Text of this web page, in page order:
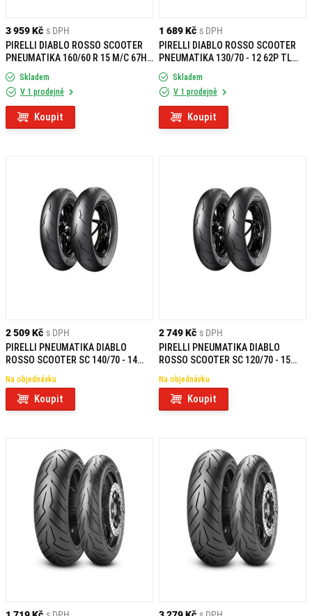
3 959 Kč s DPH
PIRELLI DIABLO ROSSO SCOOTER
PNEUMATIKA 160/60 R 15 M/C 67H
TL R
Skladem
V 1 prodejně
Koupit
1 689 Kč s DPH
PIRELLI DIABLO ROSSO SCOOTER
PNEUMATIKA 130/70 - 12 62P TL
REINF R
Skladem
V 1 prodejně
Koupit
2 509 Kč s DPH
PIRELLI PNEUMATIKA DIABLO
ROSSO SCOOTER SC 140/70 - 14
Na objednávku
Koupit
2 749 Kč s DPH
PIRELLI PNEUMATIKA DIABLO
ROSSO SCOOTER SC 120/70 - 15
Na objednávku
Koupit